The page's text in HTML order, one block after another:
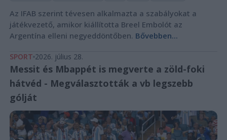
Az IFAB szerint tévesen alkalmazta a szabályokat a
játékvezető, amikor kiállította Breel Embolót az
Argentína elleni negyeddöntőben. Bővebben...
SPORT 2026. július 28.
Messit és Mbappét is megverte a zöld-foki
hátvéd - Megválasztották a vb legszebb
gólját